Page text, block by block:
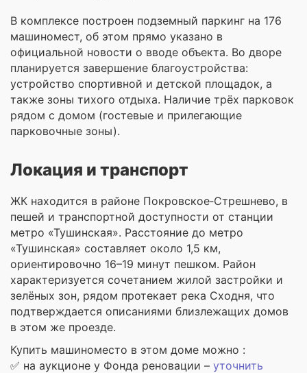
В комплексе построен подземный паркинг на 176
машиномест, об этом прямо указано в
официальной новости о вводе объекта. Во дворе
планируется завершение благоустройства:
устройство спортивной и детской площадок, а
также зоны тихого отдыха. Наличие трёх парковок
рядом с домом (гостевые и прилегающие
парковочные зоны).
Локация и транспорт
ЖК находится в районе Покровское‑Стрешнево, в
пешей и транспортной доступности от станции
метро «Тушинская». Расстояние до метро
«Тушинская» составляет около 1,5 км,
ориентировочно 16–19 минут пешком. Район
характеризуется сочетанием жилой застройки и
зелёных зон, рядом протекает река Сходня, что
подтверждается описаниями близлежащих домов
в этом же проезде.
Купить машиноместо в этом доме можно :
✅ на аукционе у Фонда реновации – уточнить